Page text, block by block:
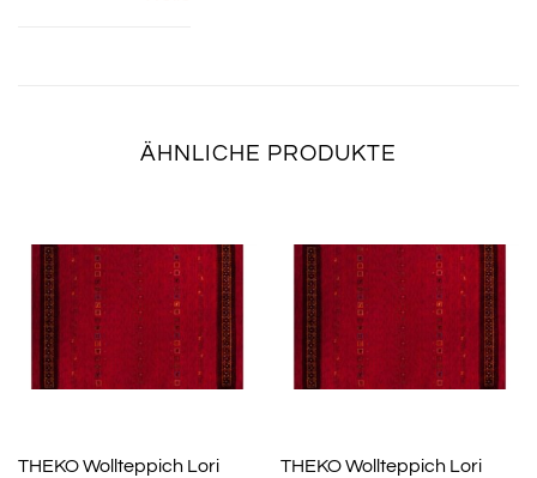
ÄHNLICHE PRODUKTE
THEKO Wollteppich Lori THEKO Wollteppich Lori